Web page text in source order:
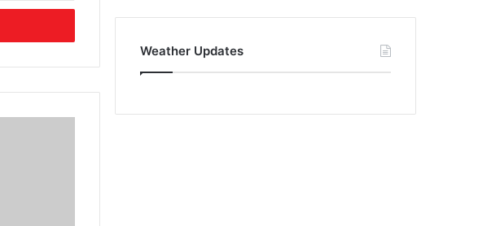
Weather Updates